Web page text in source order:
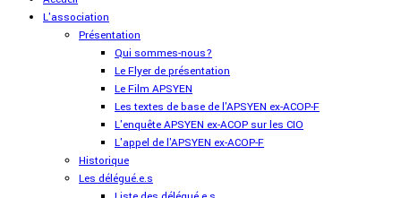
L'association
Présentation
Qui sommes-nous?
Le Flyer de présentation
Le Film APSYEN
Les textes de base de l'APSYEN ex-ACOP-F
L'enquête APSYEN ex-ACOP sur les CIO
L'appel de l'APSYEN ex-ACOP-F
Historique
Les délégué.e.s